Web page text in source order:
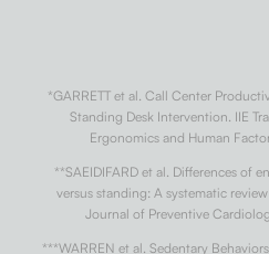
*GARRETT et al. Call Center
Standing Desk Intervention. IIE
Ergonomics and Human
**SAEIDIFARD et al. Differences of
versus standing: A systematic
Journal of Preventive
***WARREN et al. Sedentary